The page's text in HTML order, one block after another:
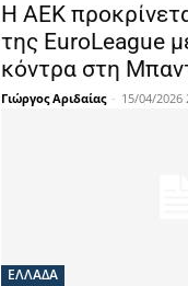
Η ΑΕΚ
της EuroLeague
κόντρα στη
Γιώργος Αριδαίας - 15/04/2026
ΕΛΛΑΔΑ